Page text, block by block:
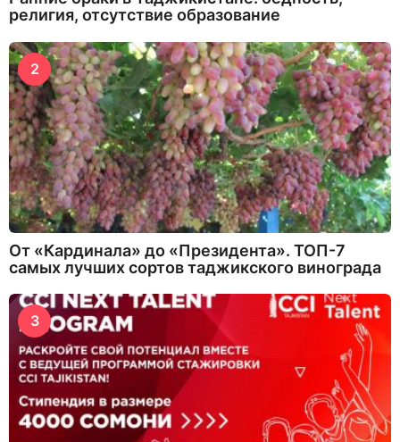
религия, отсутствие образование
2
От «Кардинала» до «Президента». ТОП-7
самых лучших сортов таджикского винограда
3